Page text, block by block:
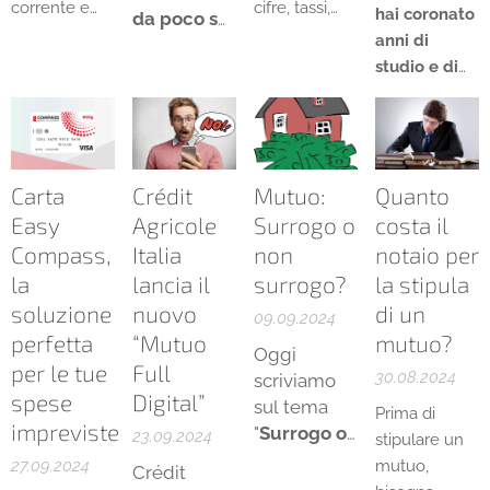
corrente e
per voler
chiudere un
conto
corrente
possono
essere varie
e differenti da
persona a
persona.
da poco sul
anche se è
già attiva
da oltre
tredici anni
in Europa e
America
Latina, con
oltre
400.000
famiglie
aiutate a
risolvere i
problemi
cifre, tassi,
hai coronato
anni di
studio e di
stage quasi
gratuiti
Carta
Easy
Compass,
la
soluzione
perfetta
per le tue
spese
impreviste
27.09.2024
Crédit
Agricole
Italia
lancia il
nuovo
“Mutuo
Full
Digital”
23.09.2024
Crédit
Mutuo:
Surrogo o
non
surrogo?
09.09.2024
Oggi
scriviamo
sul tema
"Surrogo o
Quanto
costa il
notaio per
la stipula
di un
mutuo?
30.08.2024
Prima di
stipulare un
mutuo,